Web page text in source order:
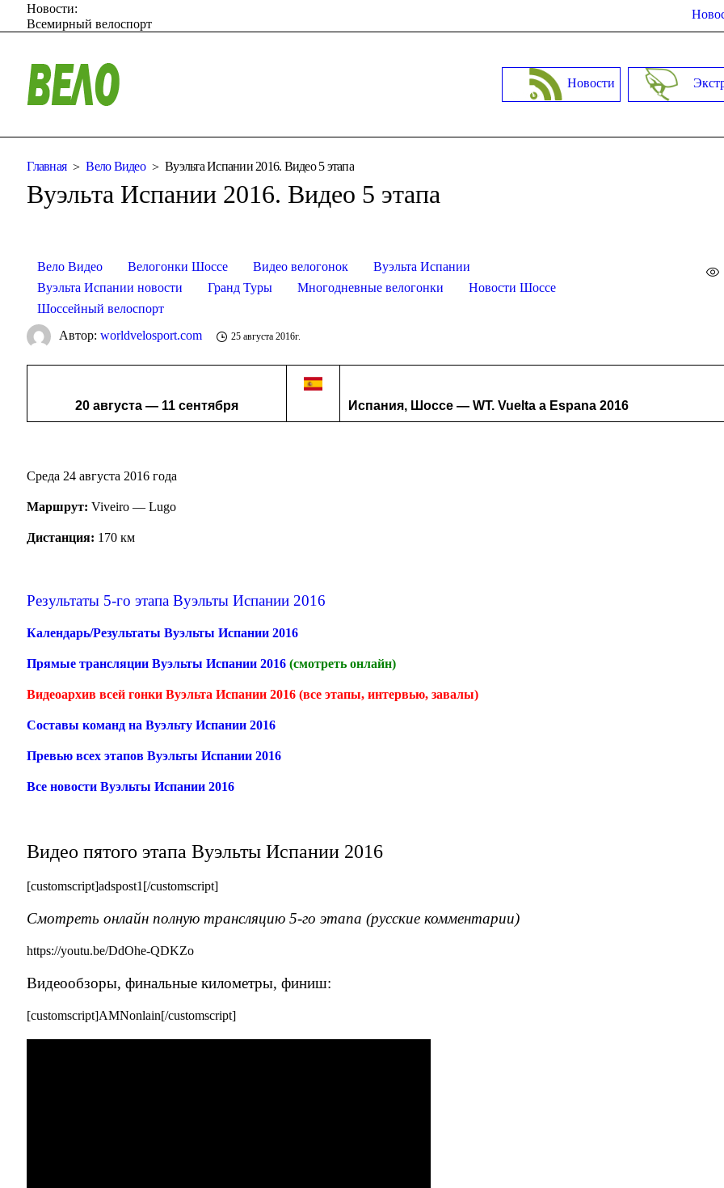
Новости:
Всемирный велоспорт
Новости
Главная Вело Видео Вуэльта Испании 2016. Видео 5 этапа
Вуэльта Испании 2016. Видео 5 этапа
Вело Видео Велогонки Шоссе Видео велогонок
Вуэльта Испании
Вуэльта Испании новости
Гранд Туры Многодневные велогонки
Новости Шоссе
Шоссейный велоспорт
Автор:worldvelosport.com 25 августа 2016г.
20 августа — 11 сентября Испания, Шоссе — WT. Vuelta a Espana 2016
Среда 24 августа 2016 года
Маршрут: Viveiro — Lugo
Дистанция: 170 км
Результаты 5-го этапа Вуэльты Испании 2016
Календарь/Результаты Вуэльты Испании 2016
Прямые трансляции Вуэльты Испании 2016(смотреть онлайн)
Видеоархив всей гонки Вуэльта Испании 2016 (все этапы, интервью, завалы)
Составы команд на Вуэльту Испании 2016
Превью всех этапов Вуэльты Испании 2016
Все новости Вуэльты Испании 2016
Видео пятого этапа Вуэльты Испании 2016
[customscript]adspost1[/customscript]
Смотреть онлайн полную трансляцию 5-го этапа (русские комментарии)
https://youtu.be/DdOhe-QDKZo
Видеообзоры, финальные километры, финиш:
[customscript]AMNonlain[/customscript]